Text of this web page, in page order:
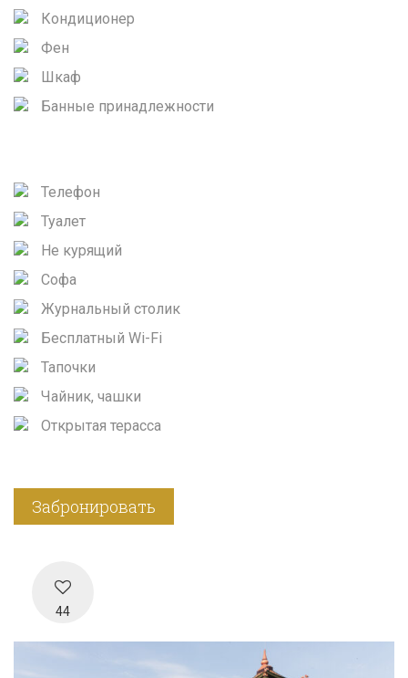
Кондиционер
Фен
Шкаф
Банные принадлежности
Телефон
Туалет
Не курящий
Софа
Журнальный столик
Бесплатный Wi-Fi
Тапочки
Чайник, чашки
Открытая терасса
Забронировать
44